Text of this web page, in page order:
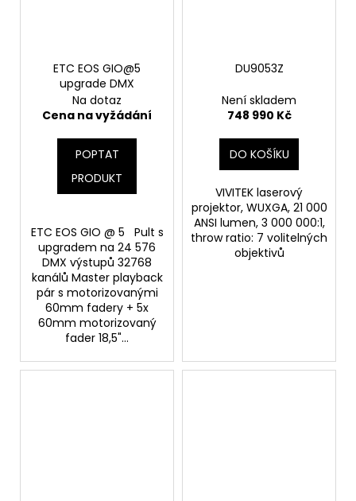
ETC EOS GIO@5
upgrade DMX
Na dotaz
Cena na vyžádání
POPTAT
PRODUKT
ETC EOS GIO @ 5 Pult s
upgradem na 24 576
DMX výstupů 32768
kanálů Master playback
pár s motorizovanými
60mm fadery + 5x
60mm motorizovaný
fader 18,5"...
DU9053Z
Není skladem
748 990 Kč
DO KOŠÍKU
VIVITEK laserový
projektor, WUXGA, 21 000
ANSI lumen, 3 000 000:1,
throw ratio: 7 volitelných
objektivů